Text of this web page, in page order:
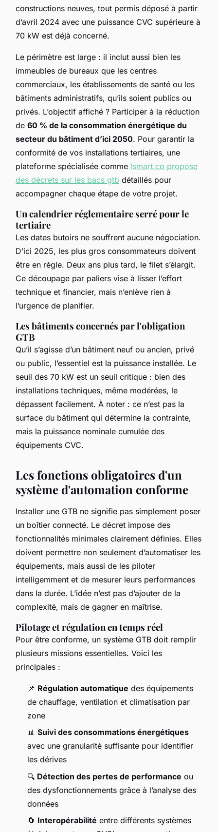
constructions neuves, tout permis déposé à partir
d’avril 2024 avec une puissance CVC supérieure à
70 kW est déjà concerné.
Le périmètre est large : il inclut aussi bien les
immeubles de bureaux que les centres
commerciaux, les établissements de santé ou les
bâtiments administratifs, qu’ils soient publics ou
privés. L’objectif affiché ? Participer à la réduction
de 60 % de la consommation énergétique du
secteur du bâtiment d’ici 2050. Pour garantir la
conformité de vos installations tertiaires, une
plateforme spécialisée comme lsmart.co propose
des décrets sur les bacs gtb détaillés pour
accompagner chaque étape de votre projet.
Un calendrier réglementaire serré pour le
tertiaire
Les dates butoirs ne souffrent aucune négociation.
D’ici 2025, les plus gros consommateurs doivent
être en règle. Deux ans plus tard, le filet s’élargit.
Ce découpage par paliers vise à lisser l’effort
technique et financier, mais n’enlève rien à
l’urgence de planifier.
Les bâtiments concernés par l'obligation
GTB
Qu’il s’agisse d’un bâtiment neuf ou ancien, privé
ou public, l’essentiel est la puissance installée. Le
seuil des 70 kW est un seuil critique : bien des
installations techniques, même modérées, le
dépassent facilement. À noter : ce n’est pas la
surface du bâtiment qui détermine la contrainte,
mais la puissance nominale cumulée des
équipements CVC.
Les fonctions obligatoires d'un
système d'automation conforme
Installer une GTB ne signifie pas simplement poser
un boîtier connecté. Le décret impose des
fonctionnalités minimales clairement définies. Elles
doivent permettre non seulement d’automatiser les
équipements, mais aussi de les piloter
intelligemment et de mesurer leurs performances
dans la durée. L’idée n’est pas d’ajouter de la
complexité, mais de gagner en maîtrise.
Pilotage et régulation en temps réel
Pour être conforme, un système GTB doit remplir
plusieurs missions essentielles. Voici les
principales :
📌 Régulation automatique des équipements
de chauffage, ventilation et climatisation par
zone
📊 Suivi des consommations énergétiques
avec une granularité suffisante pour identifier
les dérives
🔍 Détection des pertes de performance ou
des dysfonctionnements grâce à l’analyse des
données
🔄 Interopérabilité entre différents systèmes